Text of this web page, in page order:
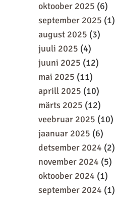
oktoober 2025 (6)
september 2025 (1)
august 2025 (3)
juuli 2025 (4)
juuni 2025 (12)
mai 2025 (11)
aprill 2025 (10)
märts 2025 (12)
veebruar 2025 (10)
jaanuar 2025 (6)
detsember 2024 (2)
november 2024 (5)
oktoober 2024 (1)
september 2024 (1)